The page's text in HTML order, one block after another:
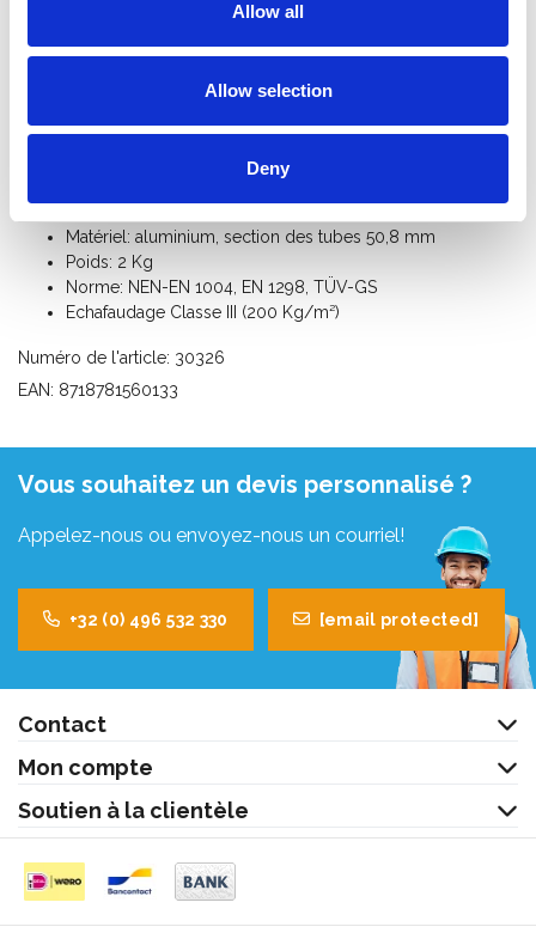
Allow all
Allow selection
Deny
Description
longueur de plate-forme 190 cm.
Universellement interchangeable avec d'autres marques.
Spécifications:
Matériel: aluminium, section des tubes 50,8 mm
Poids: 2 Kg
Norme: NEN-EN 1004, EN 1298, TÜV-GS
Echafaudage Classe III (200 Kg/m²)
Numéro de l'article: 30326
EAN: 8718781560133
Vous souhaitez un devis personnalisé ?
Appelez-nous ou envoyez-nous un courriel!
+32 (0) 496 532 330 [email protected]
Contact
Mon compte
Soutien à la clientèle